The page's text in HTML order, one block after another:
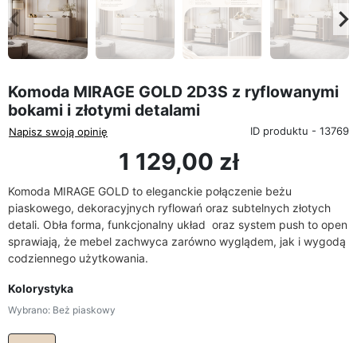
Poprzedni
Komoda MIRAGE GOLD 2D3S z ryflowanymi
bokami i złotymi detalami
Napisz swoją opinię ID produktu - 13769
1 129,00 zł
Komoda MIRAGE GOLD to eleganckie połączenie beżu
piaskowego, dekoracyjnych ryflowań oraz subtelnych złotych
detali. Obła forma, funkcjonalny układ oraz system push to open
sprawiają, że mebel zachwyca zarówno wyglądem, jak i wygodą
codziennego użytkowania.
Kolorystyka
Wybrano: Beż piaskowy